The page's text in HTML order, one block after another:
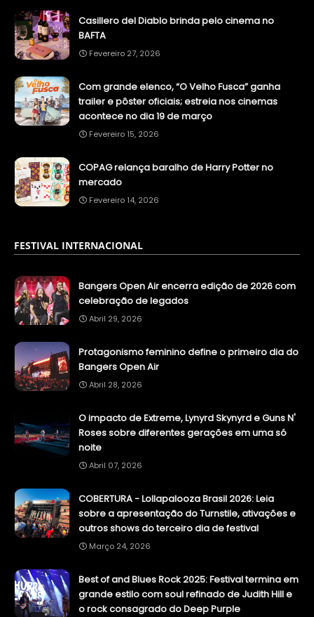
Casillero del Diablo brinda pelo cinema no
BAFTA
Fevereiro 27, 2026
Com grande elenco, “O Velho Fusca” ganha
trailer e pôster oficiais; estreia nos cinemas
acontece no dia 19 de março
Fevereiro 15, 2026
COPAG relança baralho de Harry Potter no
mercado
Fevereiro 14, 2026
FESTIVAL INTERNACIONAL
Bangers Open Air encerra edição de 2026 com
celebração de legados
Abril 29, 2026
Protagonismo feminino define o primeiro dia do
Bangers Open Air
Abril 28, 2026
O impacto de Extreme, Lynyrd Skynyrd e Guns N'
Roses sobre diferentes gerações em uma só
noite
Abril 07, 2026
COBERTURA - Lollapalooza Brasil 2026: Leia
sobre a apresentação do Turnstile, ativações e
outros shows do terceiro dia de festival
Março 24, 2026
Best of and Blues Rock 2025: Festival termina em
grande estilo com soul refinado de Judith Hill e
o rock consagrado do Deep Purple